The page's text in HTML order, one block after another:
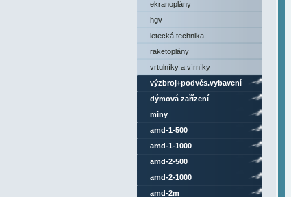
ekranoplány
hgv
letecká technika
raketoplány
vrtulníky a vírníky
výzbroj+podvěs.vybavení
dýmová zařízení
miny
amd-1-500
amd-1-1000
amd-2-500
amd-2-1000
amd-2m